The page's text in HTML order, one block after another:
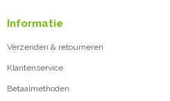
Informatie
Verzenden & retourneren
Klantenservice
Betaalmethoden